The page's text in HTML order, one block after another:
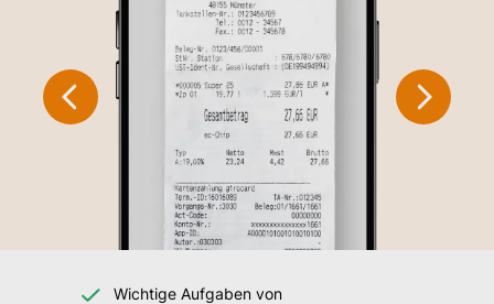
Wichtige Aufgaben von